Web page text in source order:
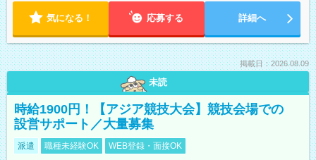
気になる！ 応募する 詳細へ
掲載日：2026.08.09
未読
時給1900円！【アジア競技大会】競技会場での
設営サポート／大量募集
派遣 職種未経験OK WEB登録・面接OK